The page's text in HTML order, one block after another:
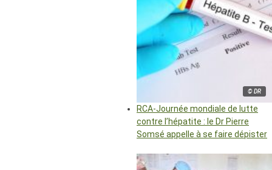
© DR
RCA-Journée mondiale de lutte
contre l’hépatite : le Dr Pierre
Somsé appelle à se faire dépister